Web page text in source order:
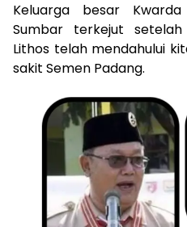
Keluarga besar
Sumbar terkejut
Lithos telah mendahului
sakit Semen Padang.